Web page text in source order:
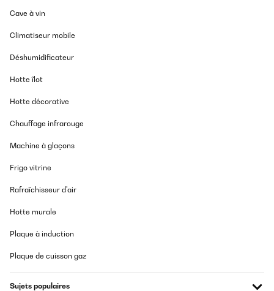
Cave à vin
Climatiseur mobile
Déshumidificateur
Hotte îlot
Hotte décorative
Chauffage infrarouge
Machine à glaçons
Frigo vitrine
Rafraîchisseur d'air
Hotte murale
Plaque à induction
Plaque de cuisson gaz
Sujets populaires